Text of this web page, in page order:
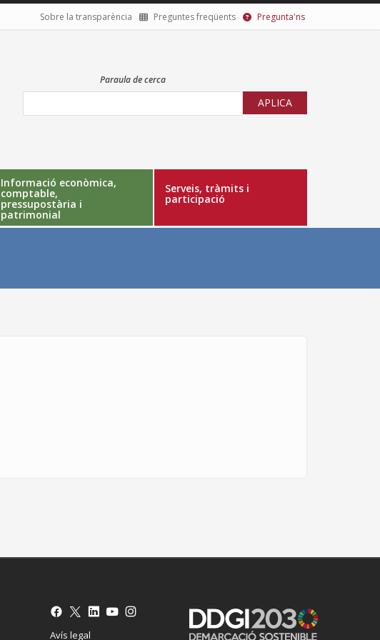
(Dreta)
Sobre la transparència Preguntes freqüents Pregunta'ns
Paraula de cerca
Informació econòmica,
comptable,
pressupostària i
patrimonial
Serveis, tràmits i
participació
Avís legal